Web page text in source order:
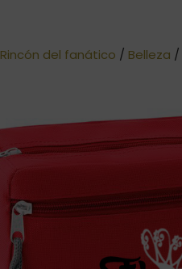
Rincón del fanático / Belleza /